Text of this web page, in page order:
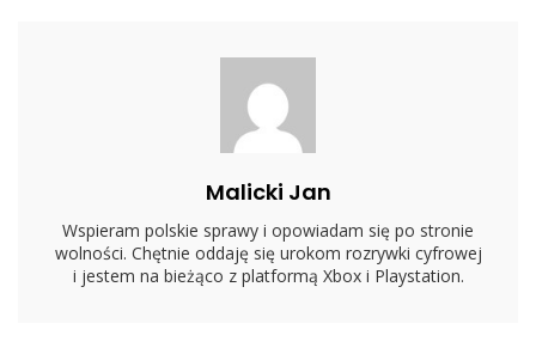
Wojenny!
[+WIDEO]
Malicki Jan
Wspieram polskie sprawy i opowiadam się po stronie
wolności. Chętnie oddaję się urokom rozrywki cyfrowej
i jestem na bieżąco z platformą Xbox i Playstation.